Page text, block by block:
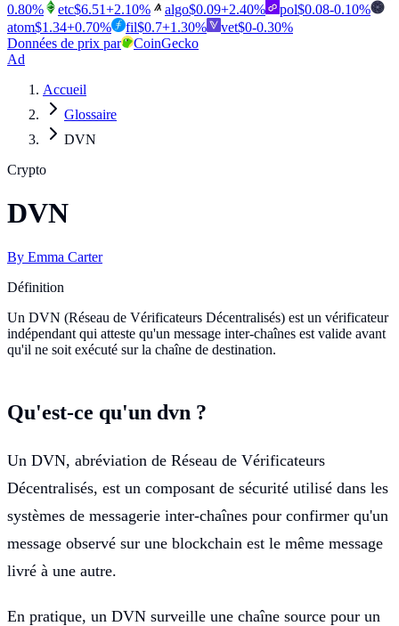
0.80% etc$6.51+2.10% algo$0.09+2.40% pol$0.08-0.10%
atom$1.34+0.70% fil$0.7+1.30% vet$0-0.30%
Données de prix par
CoinGecko
Ad
Accueil
Glossaire
DVN
Crypto
DVN
By Emma Carter
Définition
Un DVN (Réseau de Vérificateurs Décentralisés) est un vérificateur
indépendant qui atteste qu'un message inter-chaînes est valide avant
qu'il ne soit exécuté sur la chaîne de destination.
Qu'est-ce qu'un dvn ?
Un DVN, abréviation de Réseau de Vérificateurs
Décentralisés, est un composant de sécurité utilisé dans les
systèmes de messagerie inter-chaînes pour confirmer qu'un
message observé sur une blockchain est le même message
livré à une autre.
En pratique, un DVN surveille une chaîne source pour un